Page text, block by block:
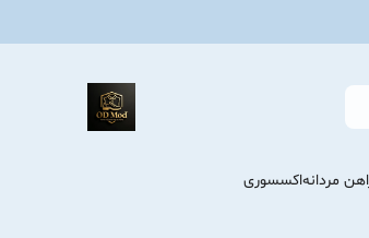
مردانهاکسسوری